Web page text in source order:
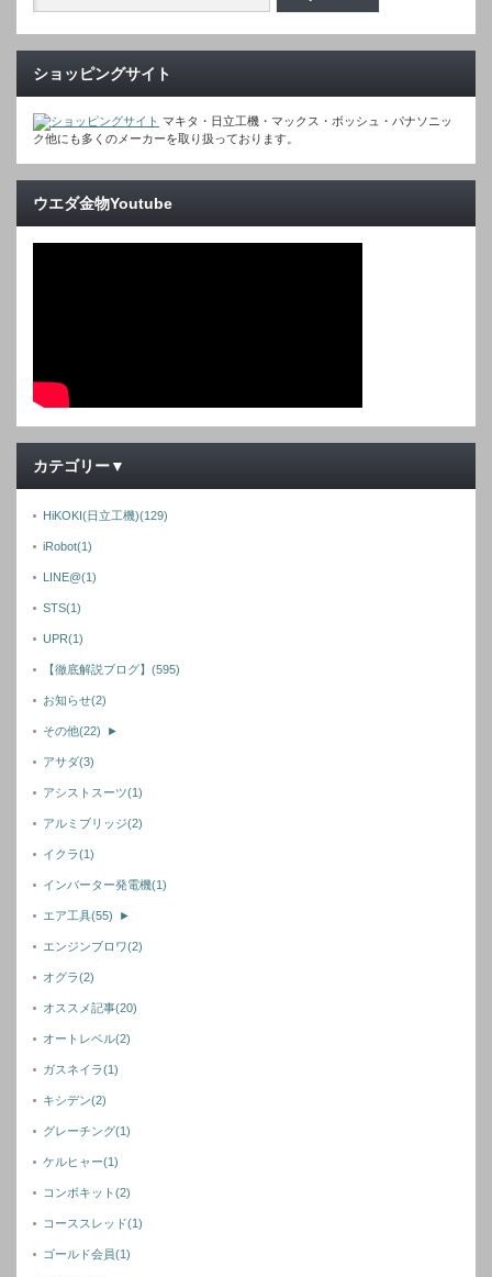
ショッピングサイト
マキタ・日立工機・マックス・ボッシュ・パナソニッ
ク他にも多くのメーカーを取り扱っております。
ウエダ金物Youtube
カテゴリー▼
HiKOKI(日立工機)(129)
iRobot(1)
LINE@(1)
STS(1)
UPR(1)
【徹底解説ブログ】 (595)
お知らせ(2)
その他(22) ►
アサダ(3)
アシストスーツ(1)
アルミブリッジ(2)
イクラ(1)
インバーター発電機(1)
エア工具(55) ►
エンジンブロワ(2)
オグラ(2)
オススメ記事(20)
オートレベル(2)
ガスネイラ(1)
キシデン(2)
グレーチング(1)
ケルヒャー(1)
コンボキット(2)
コーススレッド(1)
ゴールド会員(1)